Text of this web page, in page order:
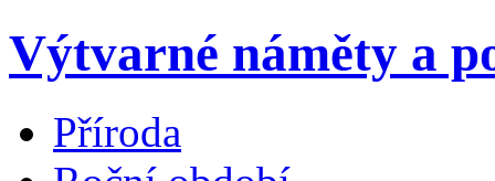
Výtvarné náměty a
Příroda